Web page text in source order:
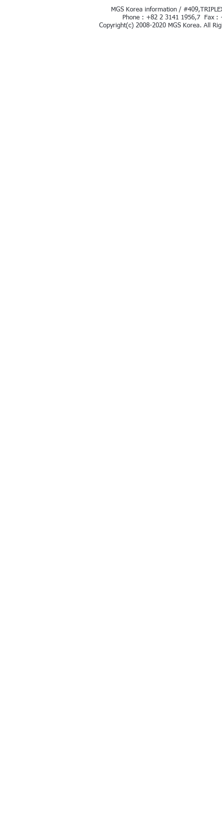
MGS Korea information /
Phone : +82 2 3141 1956,7 Fax
Copyright(c) 2008-2020 MGS Korea. All